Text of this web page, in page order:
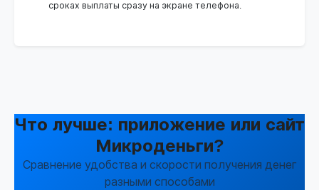
сроках выплаты сразу на экране телефона.
Что лучше: приложение или сайт
Микроденьги?
Сравнение удобства и скорости получения денег
разными способами